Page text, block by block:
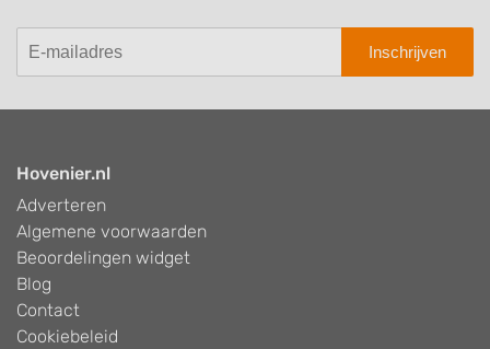
Inschrijven
Hovenier.nl
Adverteren
Algemene voorwaarden
Beoordelingen widget
Blog
Contact
Cookiebeleid